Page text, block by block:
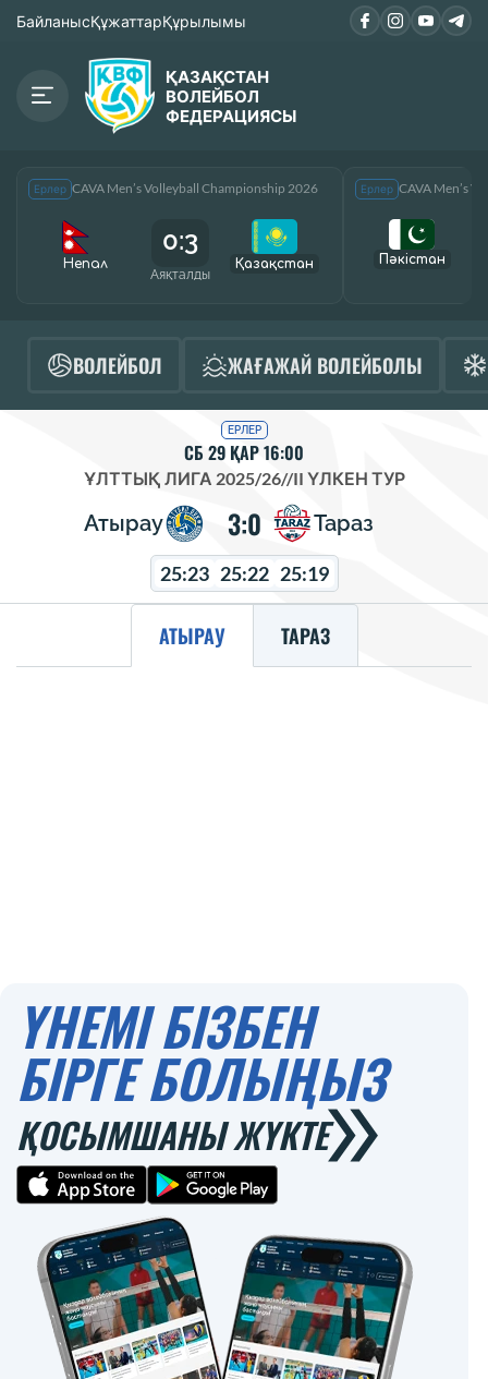
БайланысҚұжаттарҚұрылымы
ҚАЗАҚСТАН
ВОЛЕЙБОЛ
ФЕДЕРАЦИЯСЫ
Ерлер CAVA Men’s Volleyball Championship 2026
Непал
0:3
Аяқталды
Қазақcтан
Ерлер CAVA Men’s
Пәкістан
ВОЛЕЙБОЛ ЖАҒАЖАЙ ВОЛЕЙБОЛЫ
ЕРЛЕР
СБ 29 ҚАР 16:00
ҰЛТТЫҚ ЛИГА 2025/26//II ҮЛКЕН ТУР
Атырау 3:0 Тараз
25:23 25:22 25:19
АТЫРАУ ТАРАЗ
ҮНЕМІ БІЗБЕН
БІРГЕ БОЛЫҢЫЗ
ҚОСЫМШАНЫ ЖҮКТЕ